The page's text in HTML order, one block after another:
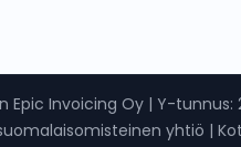
Epic Invoicing Oy | Y-tunnus:
yhtiö |